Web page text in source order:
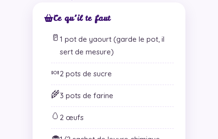
Ce qu’il te faut
🥛 1 pot de yaourt (garde le pot, il
sert de mesure)
🍬2 pots de sucre
🌾3 pots de farine
🥚 2 œufs